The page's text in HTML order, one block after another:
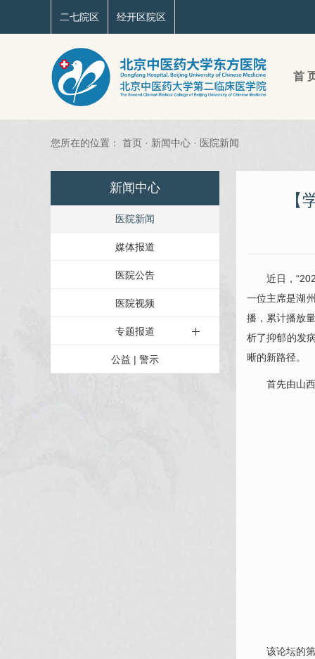
二七院区 经开区院区
首
您所在的位置： 首页 · 新闻中心 · 医院新闻
新闻中心
医院新闻
媒体报道
医院公告
医院视频
专题报道
公益 | 警示
近日，
一位主席是湖
播，累计播放
析了抑郁的发
晰的新路径。
首先由山
该论坛的